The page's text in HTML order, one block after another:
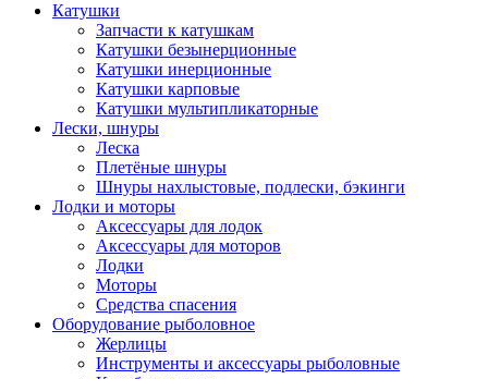
Катушки
Запчасти к катушкам
Катушки безынерционные
Катушки инерционные
Катушки карповые
Катушки мультипликаторные
Лески, шнуры
Леска
Плетёные шнуры
Шнуры нахлыстовые, подлески, бэкинги
Лодки и моторы
Аксессуары для лодок
Аксессуары для моторов
Лодки
Моторы
Средства спасения
Оборудование рыболовное
Жерлицы
Инструменты и аксессуары рыболовные